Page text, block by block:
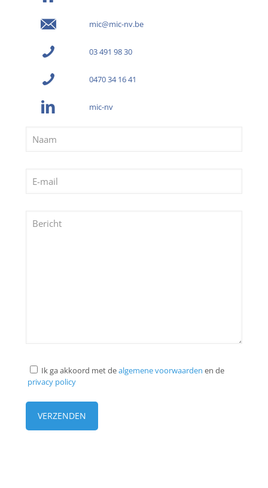
mic@mic-nv.be
03 491 98 30
0470 34 16 41
mic-nv
Ik ga akkoord met dealgemene voorwaarden en de
privacy policy